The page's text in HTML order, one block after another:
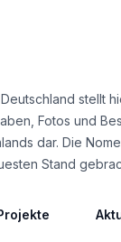
stellt
Fotos und
dar. Die
Stand